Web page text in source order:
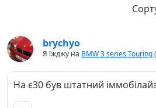
brychyo
Я їжджу на BMW 3 series Touring
На є30 був штатний